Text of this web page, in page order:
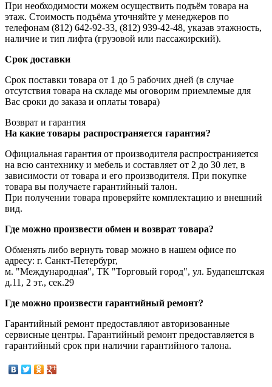
При необходимости можем осуществить подъём товара на
этаж. Стоимость подъёма уточняйте у менеджеров по
телефонам (812) 642-92-33, (812) 939-42-48, указав этажность,
наличие и тип лифта (грузовой или пассажирский).
Срок доставки
Срок поставки товара от 1 до 5 рабочих дней (в случае
отсутствия товара на складе мы оговорим приемлемые для
Вас сроки до заказа и оплаты товара)
Возврат и гарантия
На какие товары распространяется гарантия?
Официальная гарантия от производителя распространияется
на всю сантехнику и мебель и составляет от 2 до 30 лет, в
зависимости от товара и его производителя. При покупке
товара вы получаете гарантийный талон.
При получении товара проверяйте комплектацию и внешний
вид.
Где можно произвести обмен и возврат товара?
Обменять либо вернуть товар можно в нашем офисе по
адресу: г. Санкт-Петербург,
м. "Международная", ТК "Торговый город", ул. Будапештская
д.11, 2 эт., сек.29
Где можно произвести гарантийный ремонт?
Гарантийный ремонт предоставляют авторизованные
сервисные центры. Гарантийный ремонт предоставляется в
гарантийный срок при наличии гарантийного талона.